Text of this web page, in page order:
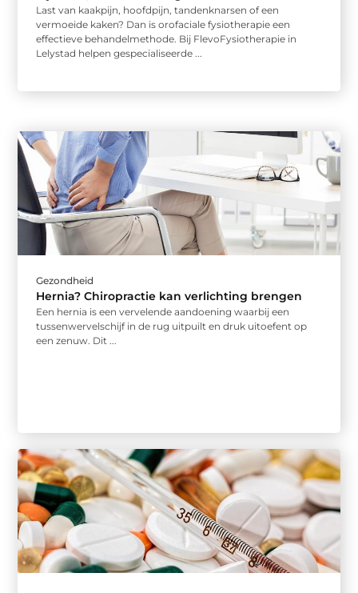
Last van kaakpijn, hoofdpijn, tandenknarsen of een
vermoeide kaken? Dan is orofaciale fysiotherapie een
effectieve behandelmethode. Bij FlevoFysiotherapie in
Lelystad helpen gespecialiseerde ...
Gezondheid
Hernia? Chiropractie kan verlichting brengen
Een hernia is een vervelende aandoening waarbij een
tussenwervelschijf in de rug uitpuilt en druk uitoefent op
een zenuw. Dit ...